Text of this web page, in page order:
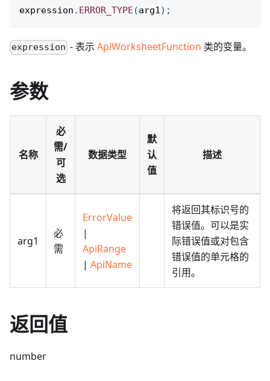
expression . ERROR_TYPE (arg1) ;
expression - 表示ApiWorksheetFunction 类的变量。
参数
名称
必
需/
可
选
数据类型
默
认
值
描述
arg1
必
需
ErrorValue
|
ApiRange
| ApiName
将返回其标识号的
错误值。可以是实
际错误值或对包含
错误值的单元格的
引用。
返回值
number